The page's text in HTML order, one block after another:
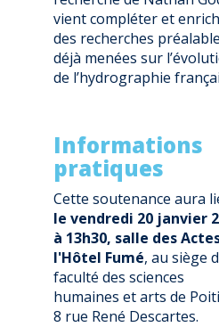
vient compléter et
des recherches
déjà menées sur
de l’hydrographie
Informations
pratiques
Cette soutenance aura
le vendredi 20 janvier
à 13h30, salle des
l'Hôtel Fumé, au siège
faculté des sciences
humaines et arts de
8 rue René Descartes.